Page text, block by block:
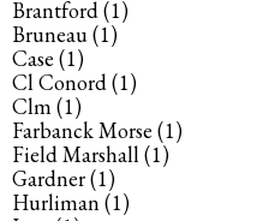
Brantford(1)
Bruneau(1)
Case (1)
Cl Conord(1)
Clm(1)
Farbanck Morse (1)
Field Marshall(1)
Gardner(1)
Hurliman(1)